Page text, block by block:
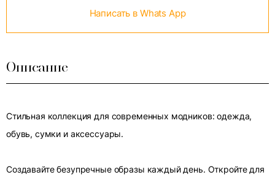
Написать в Whats App
Описание
Стильная коллекция для современных модников: одежда,
обувь, сумки и аксессуары.
Создавайте безупречные образы каждый день. Откройте для